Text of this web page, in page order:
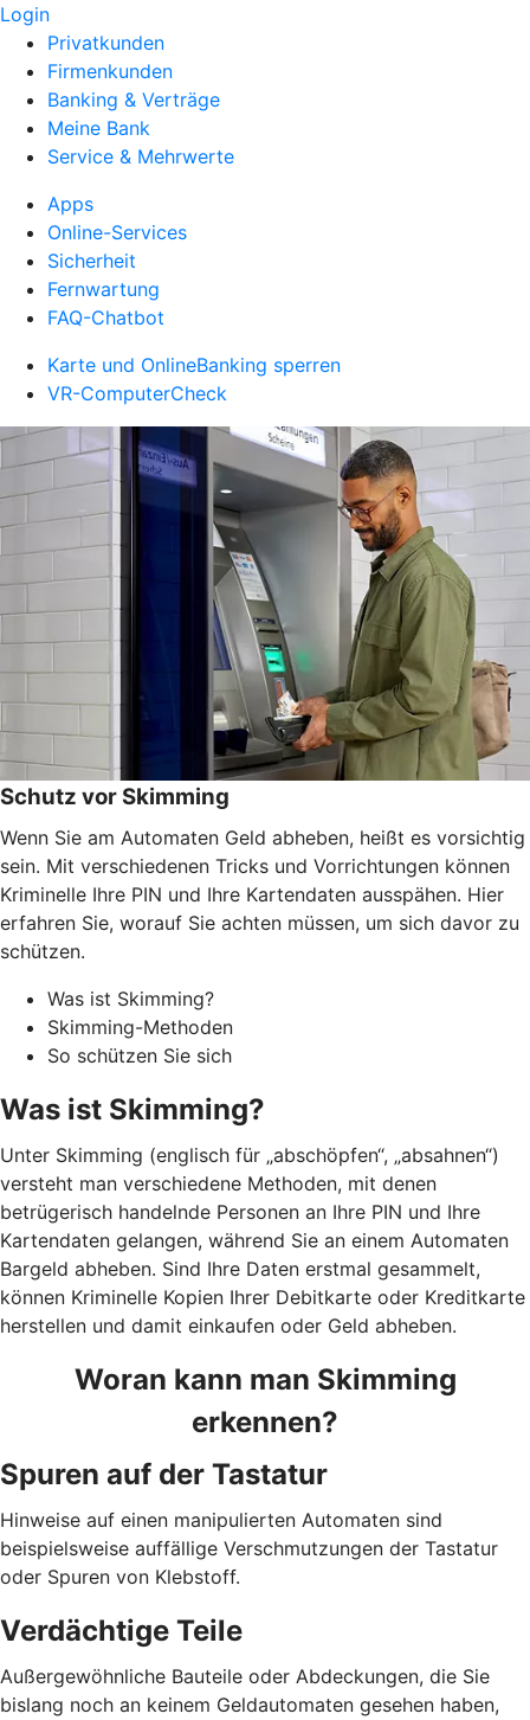
Login
Privatkunden
Firmenkunden
Banking & Verträge
Meine Bank
Service & Mehrwerte
Apps
Online-Services
Sicherheit
Fernwartung
FAQ-Chatbot
Karte und OnlineBanking sperren
VR-ComputerCheck
Schutz vor Skimming
Wenn Sie am Automaten Geld abheben, heißt es vorsichtig
sein. Mit verschiedenen Tricks und Vorrichtungen können
Kriminelle Ihre PIN und Ihre Kartendaten ausspähen. Hier
erfahren Sie, worauf Sie achten müssen, um sich davor zu
schützen.
Was ist Skimming?
Skimming-Methoden
So schützen Sie sich
Was ist Skimming?
Unter Skimming (englisch für „abschöpfen“, „absahnen“)
versteht man verschiedene Methoden, mit denen
betrügerisch handelnde Personen an Ihre PIN und Ihre
Kartendaten gelangen, während Sie an einem Automaten
Bargeld abheben. Sind Ihre Daten erstmal gesammelt,
können Kriminelle Kopien Ihrer Debitkarte oder Kreditkarte
herstellen und damit einkaufen oder Geld abheben.
Woran kann man Skimming
erkennen?
Spuren auf der Tastatur
Hinweise auf einen manipulierten Automaten sind
beispielsweise auffällige Verschmutzungen der Tastatur
oder Spuren von Klebstoff.
Verdächtige Teile
Außergewöhnliche Bauteile oder Abdeckungen, die Sie
bislang noch an keinem Geldautomaten gesehen haben,